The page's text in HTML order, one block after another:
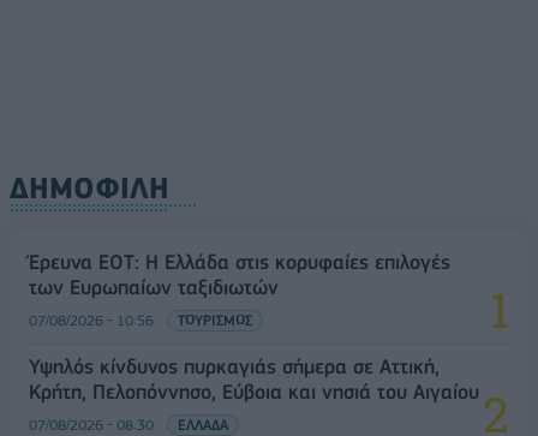
ΔΗΜΟΦΙΛΗ
Έρευνα ΕΟΤ: Η Ελλάδα στις κορυφαίες επιλογές
των Ευρωπαίων ταξιδιωτών
07/08/2026 - 10:56 ΤΟΥΡΙΣΜΟΣ
Υψηλός κίνδυνος πυρκαγιάς σήμερα σε Αττική,
Κρήτη, Πελοπόννησο, Εύβοια και νησιά του Αιγαίου
07/08/2026 - 08:30 ΕΛΛΑΔΑ